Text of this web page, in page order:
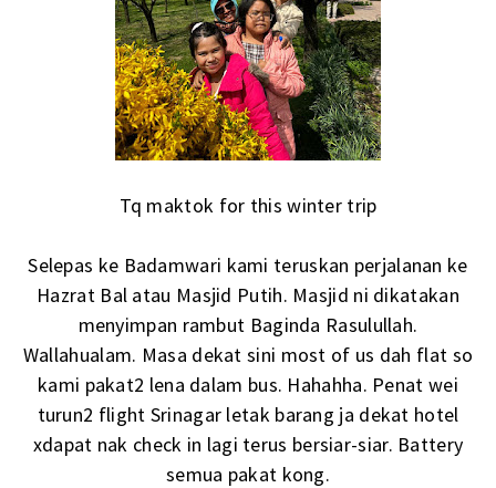
Tq maktok for this winter trip
Selepas ke Badamwari kami teruskan perjalanan ke
Hazrat Bal atau Masjid Putih. Masjid ni dikatakan
menyimpan rambut Baginda Rasulullah.
Wallahualam. Masa dekat sini most of us dah flat so
kami pakat2 lena dalam bus. Hahahha. Penat wei
turun2 flight Srinagar letak barang ja dekat hotel
xdapat nak check in lagi terus bersiar-siar. Battery
semua pakat kong.